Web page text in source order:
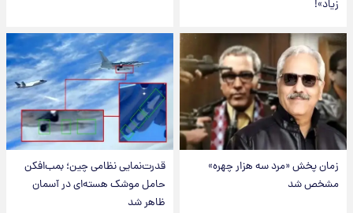
زیاد»!
زمان پخش «مرد سه هزار چهره»
مشخص شد
قدرت‌نمایی نظامی چین؛ بمب‌افکن
حامل موشک هسته‌ای در آسمان
ظاهر شد